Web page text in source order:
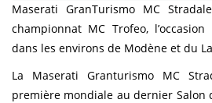
Maserati GranTurismo MC
championnat MC Trofeo,
dans les environs de Modène et du
La Maserati Granturismo MC
première mondiale au dernier Salon